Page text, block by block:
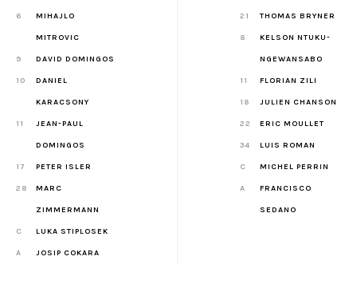
6 MIHAJLO
MITROVIC
9 DAVID DOMINGOS
10 DANIEL
KARACSONY
11 JEAN-PAUL
DOMINGOS
17 PETER ISLER
28 MARC
ZIMMERMANN
C LUKA STIPLOSEK
A JOSIP COKARA
21 THOMAS BRYNER
8 KELSON NTUKU-
NGEWANSABO
11 FLORIAN ZILI
18 JULIEN CHANSON
22 ERIC MOULLET
34 LUIS ROMAN
C MICHEL PERRIN
A FRANCISCO
SEDANO